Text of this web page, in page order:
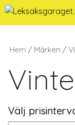
Hoppa
till
Hem / Märken /
Välj